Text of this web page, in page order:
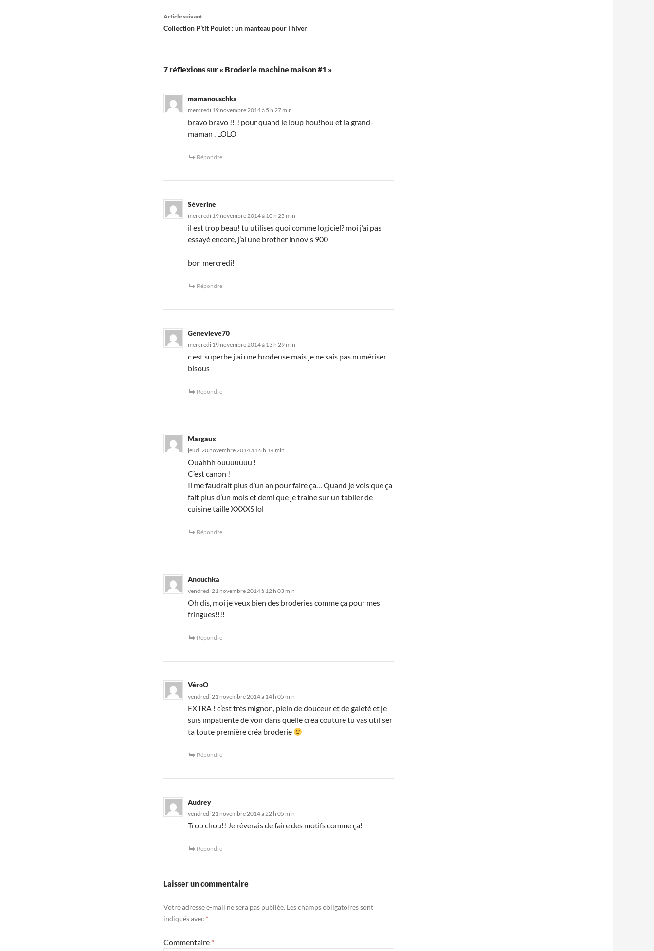
articles
Article suivant
Collection P’tit Poulet : un manteau pour l’hiver
7 réflexions sur « Broderie machine maison #1 »
mamanouschka
mercredi 19 novembre 2014 à 5 h 27 min
bravo bravo !!!! pour quand le loup hou!hou et la grand-
maman . LOLO
Répondre
Séverine
mercredi 19 novembre 2014 à 10 h 25 min
il est trop beau! tu utilises quoi comme logiciel? moi j’ai pas
essayé encore, j’ai une brother innovis 900
bon mercredi!
Répondre
Genevieve70
mercredi 19 novembre 2014 à 13 h 29 min
c est superbe j,ai une brodeuse mais je ne sais pas numériser
bisous
Répondre
Margaux
jeudi 20 novembre 2014 à 16 h 14 min
Ouahhh ouuuuuuu !
C’est canon !
Il me faudrait plus d’un an pour faire ça… Quand je vois que ça
fait plus d’un mois et demi que je traine sur un tablier de
cuisine taille XXXXS lol
Répondre
Anouchka
vendredi 21 novembre 2014 à 12 h 03 min
Oh dis, moi je veux bien des broderies comme ça pour mes
fringues!!!!
Répondre
VéroO
vendredi 21 novembre 2014 à 14 h 05 min
EXTRA ! c’est très mignon, plein de douceur et de gaieté et je
suis impatiente de voir dans quelle créa couture tu vas utiliser
ta toute première créa broderie
Répondre
Audrey
vendredi 21 novembre 2014 à 22 h 05 min
Trop chou!! Je rêverais de faire des motifs comme ça!
Répondre
Laisser un commentaire
Votre adresse e-mail ne sera pas publiée. Les champs obligatoires sont
indiqués avec *
Commentaire *